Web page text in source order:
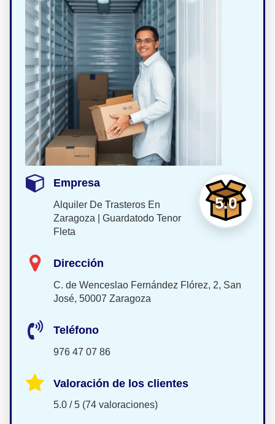
5.0
Empresa
Alquiler De Trasteros En
Zaragoza | Guardatodo Tenor
Fleta
Dirección
C. de Wenceslao Fernández Flórez, 2, San
José, 50007 Zaragoza
Teléfono
976 47 07 86
Valoración de los clientes
5.0 / 5 (74 valoraciones)